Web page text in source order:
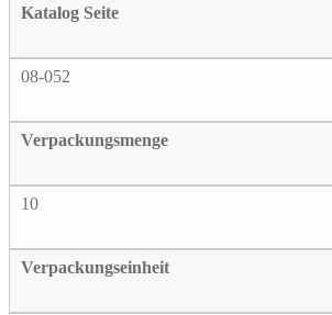
Katalog Seite
08-052
Verpackungsmenge
10
Verpackungseinheit